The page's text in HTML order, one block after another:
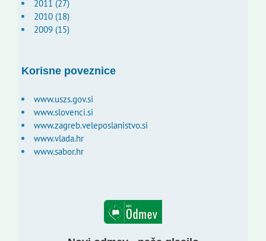
2011 (27)
2010 (18)
2009 (15)
Korisne poveznice
www.uszs.gov.si
www.slovenci.si
www.zagreb.veleposlanistvo.si
www.vlada.hr
www.sabor.hr